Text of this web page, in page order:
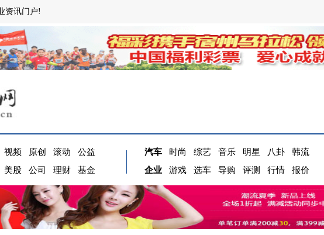
资讯门户!
视频 原创 滚动
公益
美股 公司 理财 基金
汽车 时尚 综艺 音乐 明星 八卦
韩流
企业
游戏 选车 导购 评测 行情 报价